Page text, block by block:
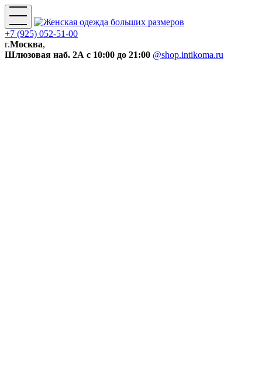
+7 (925) 052-51-00
г.Москва,
Шлюзовая наб. 2А с 10:00 до 21:00 @shop.intikoma.ru